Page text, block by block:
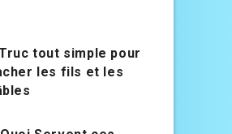
tout simple pour
les fils et les